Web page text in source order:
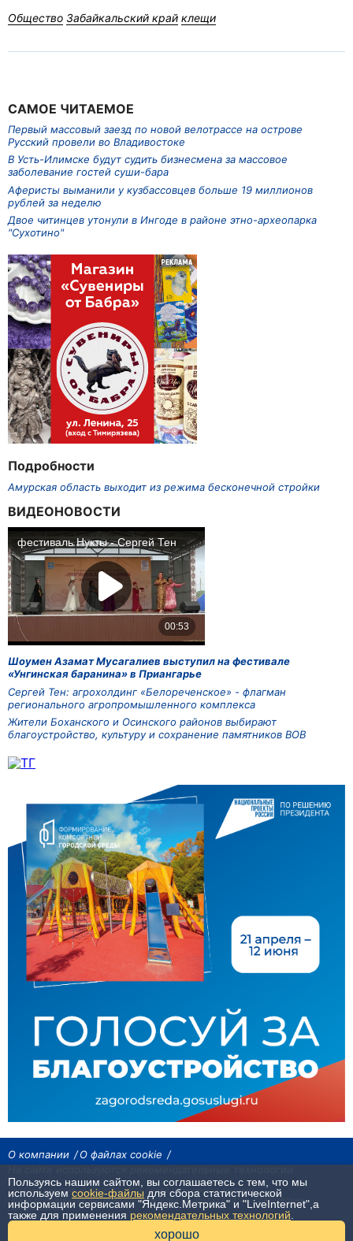
Общество Забайкальский край клещи
САМОЕ ЧИТАЕМОЕ
Первый массовый заезд по новой велотрассе на острове
Русский провели во Владивостоке
В Усть-Илимске будут судить бизнесмена за массовое
заболевание гостей суши-бара
Аферисты выманили у кузбассовцев больше 19 миллионов
рублей за неделю
Двое читинцев утонули в Ингоде в районе этно-археопарка
"Сухотино"
Подробности
Амурская область выходит из режима бесконечной стройки
ВИДЕОНОВОСТИ
Шоумен Азамат Мусагалиев выступил на фестивале
«Унгинская баранина» в Приангарье
Сергей Тен: агрохолдинг «Белореченское» - флагман
регионального агропромышленного комплекса
Жители Боханского и Осинского районов выбирают
благоустройство, культуру и сохранение памятников ВОВ
О компании
О файлах cookie
Сетевое издание «Байкал24». Все права охраняются законом.
При использовании материалов агентства на других сайтах, обязательна
гиперссылка.
Пользуясь нашим сайтом, вы соглашаетесь с тем, что мы
используем cookie-файлы для сбора статистической
информации сервисами "Яндекс.Метрика" и "LiveInternet",а
также для применения рекомендательных технологий
хорошо